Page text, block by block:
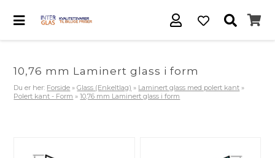
10,76 mm Laminert glass i form
Du er her: Forside »Glass (Enkeltlag) » Laminert glass med polert kant »
Polert kant - Form »10,76 mm Laminert glass i form